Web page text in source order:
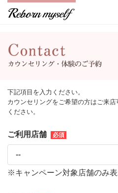
下記項目を入力ください。
カウンセリングをご希望の方はご来
ください。
ご利用店舗
※キャンペーン対象店舗のみ